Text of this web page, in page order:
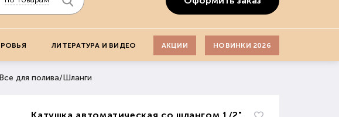
ЛИТЕРАТУРА И ВИДЕО АКЦИИ НОВИНКИ 2026
Все для полива/Шланги